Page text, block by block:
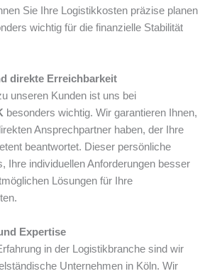
Sie Ihre Logistikkosten präzise planen
wichtig für die finanzielle Stabilität
direkte Erreichbarkeit
unseren Kunden ist uns bei
besonders wichtig. Wir garantieren Ihnen,
Ansprechpartner haben, der Ihre
beantwortet. Dieser persönliche
Ihre individuellen Anforderungen besser
Lösungen für Ihre
Expertise
in der Logistikbranche sind wir
Unternehmen in Köln. Wir